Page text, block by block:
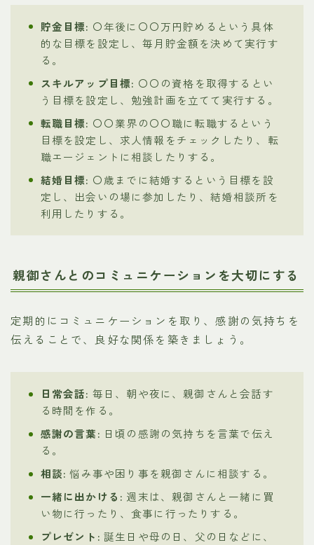
貯金目標: 〇年後に〇〇万円貯めるという具体
的な目標を設定し、毎月貯金額を決めて実行す
る。
スキルアップ目標: 〇〇の資格を取得するとい
う目標を設定し、勉強計画を立てて実行する。
転職目標: 〇〇業界の〇〇職に転職するという
目標を設定し、求人情報をチェックしたり、転
職エージェントに相談したりする。
結婚目標: 〇歳までに結婚するという目標を設
定し、出会いの場に参加したり、結婚相談所を
利用したりする。
親御さんとのコミュニケーションを大切にする
定期的にコミュニケーションを取り、感謝の気持ちを
伝えることで、良好な関係を築きましょう。
日常会話: 毎日、朝や夜に、親御さんと会話す
る時間を作る。
感謝の言葉: 日頃の感謝の気持ちを言葉で伝え
る。
相談: 悩み事や困り事を親御さんに相談する。
一緒に出かける: 週末は、親御さんと一緒に買
い物に行ったり、食事に行ったりする。
プレゼント: 誕生日や母の日、父の日などに、